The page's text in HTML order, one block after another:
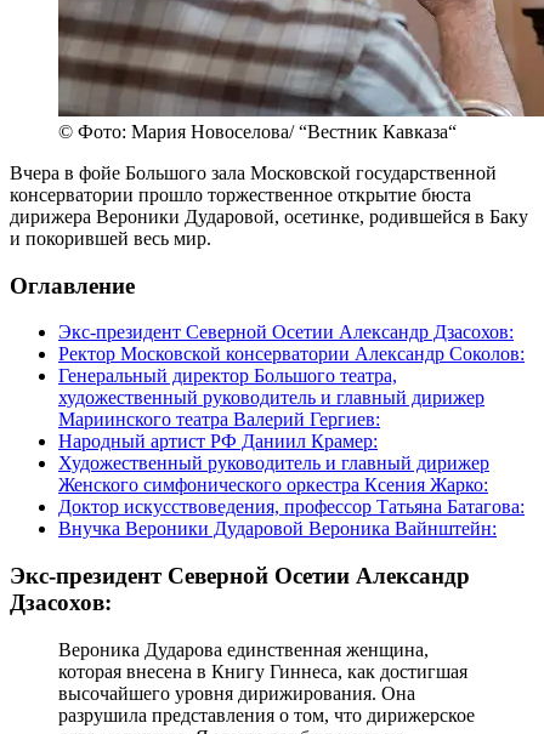
© Фото: Мария Новоселова/ “Вестник Кавказа“
Вчера в фойе Большого зала Московской государственной
консерватории прошло торжественное открытие бюста
дирижера Вероники Дударовой, осетинке, родившейся в Баку
и покорившей весь мир.
Оглавление
Экс-президент Северной Осетии Александр Дзасохов:
Ректор Московской консерватории Александр Соколов:
Генеральный директор Большого театра,
художественный руководитель и главный дирижер
Мариинского театра Валерий Гергиев:
Народный артист РФ Даниил Крамер:
Художественный руководитель и главный дирижер
Женского симфонического оркестра Ксения Жарко:
Доктор искусствоведения, профессор Татьяна Батагова:
Внучка Вероники Дударовой Вероника Вайнштейн:
Экс-президент Северной Осетии Александр
Дзасохов:
Вероника Дударова единственная женщина,
которая внесена в Книгу Гиннеса, как достигшая
высочайшего уровня дирижирования. Она
разрушила представления о том, что дирижерское